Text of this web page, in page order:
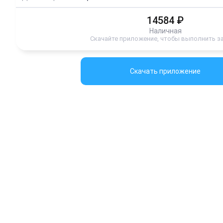
14584 ₽
Наличная
Скачайте приложение, чтобы выполнить
Скачать приложение